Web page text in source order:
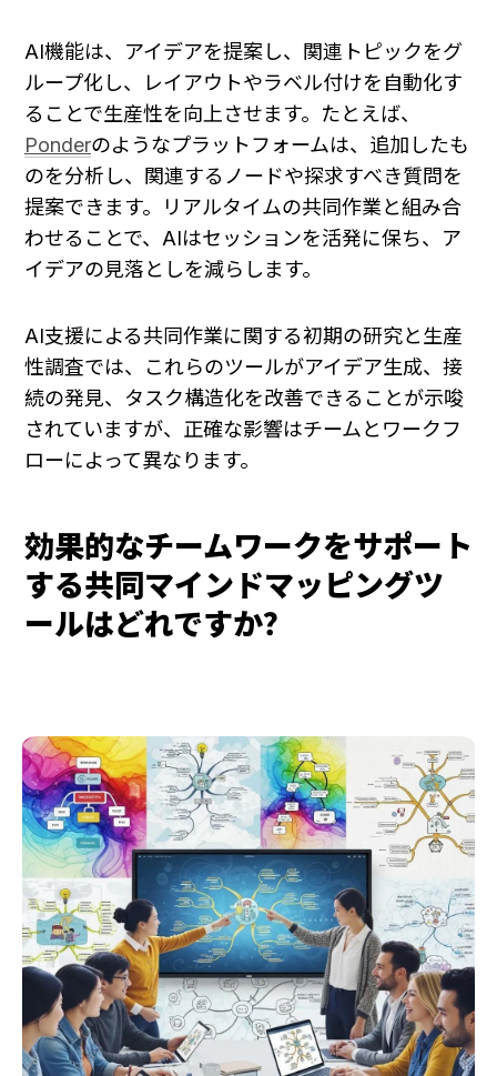
AI機能は、アイデアを提案し、関連トピックをグ
ループ化し、レイアウトやラベル付けを自動化す
ることで生産性を向上させます。たとえば、
Ponderのようなプラットフォームは、追加したも
のを分析し、関連するノードや探求すべき質問を
提案できます。リアルタイムの共同作業と組み合
わせることで、AIはセッションを活発に保ち、ア
イデアの見落としを減らします。
AI支援による共同作業に関する初期の研究と生産
性調査では、これらのツールがアイデア生成、接
続の発見、タスク構造化を改善できることが示唆
されていますが、正確な影響はチームとワークフ
ローによって異なります。
効果的なチームワークをサポート
する共同マインドマッピングツ
ールはどれですか？